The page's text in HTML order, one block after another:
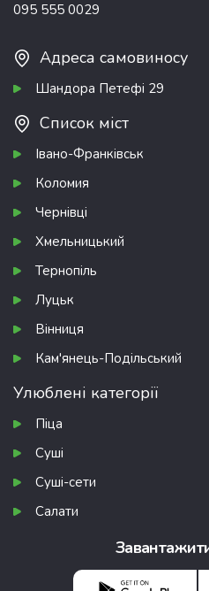
095 555 0029
Адреса самовиносу
Шандора Петефі 29
Список міст
Івано-Франківськ
Коломия
Чернівці
Хмельницький
Тернопіль
Луцьк
Вінниця
Кам'янець-Подільський
Улюблені категорії
Піца
Суші
Суші-сети
Салати